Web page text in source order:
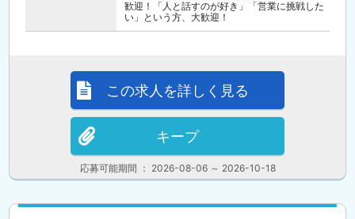
歓迎！「人と話すのが好き」「営業に挑戦した
い」という方、大歓迎！
応募可能期間 ： 2026-08-06 ～ 2026-10-18
この求人を詳しく見る
キープ